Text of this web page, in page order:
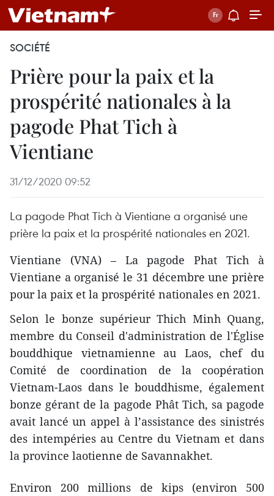
SOCIÉTÉ
Prière pour la paix et la
prospérité nationales à la
pagode Phat Tich à
Vientiane
31/12/2020 09:52
La pagode Phat Tich à Vientiane a organisé une
prière la paix et la prospérité nationales en 2021.
Vientiane (VNA) – La pagode Phat Tich à
Vientiane a organisé le 31 décembre une prière
pour la paix et la prospérité nationales en 2021.
Selon le bonze supérieur Thich Minh Quang,
membre du Conseil d'administration de l'Église
bouddhique vietnamienne au Laos, chef du
Comité de coordination de la coopération
Vietnam-Laos dans le bouddhisme, également
bonze gérant de la pagode Phât Tich, sa pagode
avait lancé un appel à l’assistance des sinistrés
des intempéries au Centre du Vietnam et dans
la province laotienne de Savannakhet.
Environ 200 millions de kips (environ 500